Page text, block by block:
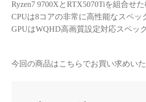
Ryzen7 9700XとRTX5070Tiを組合せた
CPUは8コアの非常に高性能なスペッ
GPUはWQHD高画質設定対応スペッ
今回の商品はこちらでお買い求めいた